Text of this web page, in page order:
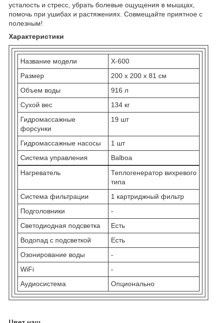
усталость и стресс, убрать болевые ощущения в мышцах,
помочь при ушибах и растяжениях. Совмещайте приятное с
полезным!
Характеристики
Название модели
X-600
Размер
200 x 200 x 81 см
Объем воды
916 л
Сухой вес
134 кг
Гидромассажные
форсунки
19 шт
Гидромассажные насосы
1 шт
Система управления
Balboa
Нагреватель
Теплогенератор вихревого
типа
Система фильтрации
1 картриджный фильтр
Подголовники
-
Светодиодная подсветка
Есть
Водопад с подсветкой
Есть
Озонирование воды
-
WiFi
-
Аудиосистема
Опционально